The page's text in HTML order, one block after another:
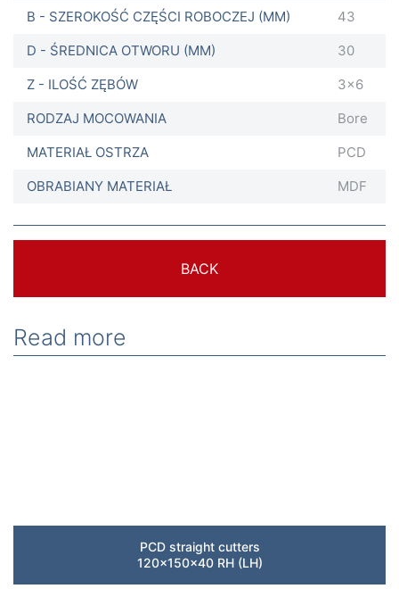
B - SZEROKOŚĆ CZĘŚCI ROBOCZEJ (MM)
43
D - ŚREDNICA OTWORU (MM)
30
Z - ILOŚĆ ZĘBÓW
3x6
RODZAJ MOCOWANIA
Bore
MATERIAŁ OSTRZA
PCD
OBRABIANY MATERIAŁ
MDF
BACK
Read more
PCD straight cutters
120x150x40 RH (LH)